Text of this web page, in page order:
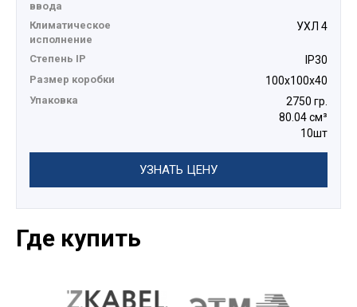
ввода
Климатическое
исполнение
УХЛ 4
Степень IP IP30
Размер коробки 100х100х40
Упаковка
2750 гр.
80.04 см³
10шт
УЗНАТЬ ЦЕНУ
Где купить